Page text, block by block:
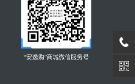
“安逸购”商城微信服务号